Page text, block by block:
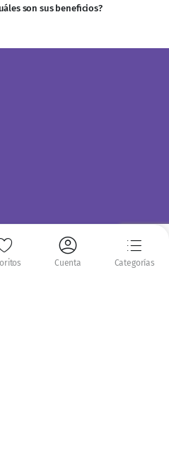
son sus beneficios?
Cuenta Categorías